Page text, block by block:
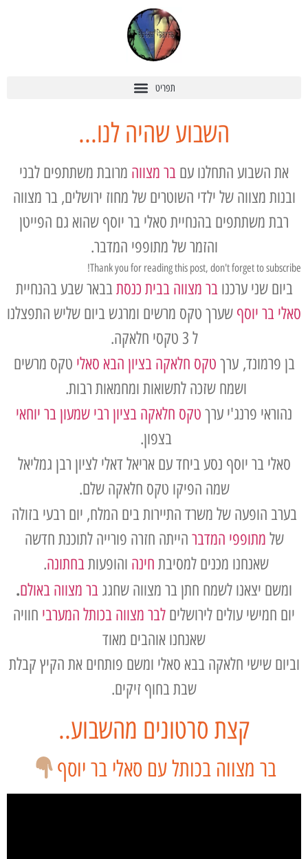
השבוע שהיה לנו...
את השבוע התחלנו עם בר מצווה מרובת משתתפים לבני
ובנות מצווה של ילדי השוטרים של מחוז ירושלים, בר מצווה
רבת משתתפים בהנחיית סאלי בר יוסף שהוא גם הפייטן
והזמר של מתופפי המדבר.
Thank you for reading this post, don't forget to subscribe!
ביום שני ערכנו בר מצווה בבית כנסת בבאר שבע בהנחיית
סאלי בר יוסף שערך טקס מרשים ומרגש ביום שליש התפצלנו
ל 3 טקסי חלאקה.
בן פרמונד,ערך טקס חלאקה בציון הבא סאלי טקס מרשים
ושמח שזכה לתשואות ומחמאות רבות.
נהוראי פרנג'י ערך טקס חלאקה בציון רבי שמעון בר יוחאי
בצפון.
סאלי בר יוסף נסע ביחד עם אריאל דאלי לציון רבן גמליאל
שמה הפיקו טקס חלאקה שלם.
בערב הופעה של משרד התיירות בים המלח, יום רבעי בזולה
של מתופפי המדבר הייתה חזרה פורייה לתוכנת חדשה
שאנחנו מכנים למסיבת חינה והופעותבחתונה.
ומשם יצאנו לשמח חתן בר מצווה שחגג בר מצווה באולם.
יום חמישי עולים לירושלים לבר מצווה בכותל המערבי חוויה
שאנחנו אוהבים מאוד
וביום שישי חלאקה בבא סאלי ומשם פותחים את הקיץ קבלת
שבת בחוף זיקים.
קצת סרטונים מהשבוע..
בר מצווה בכותל עם סאלי בר יוסף